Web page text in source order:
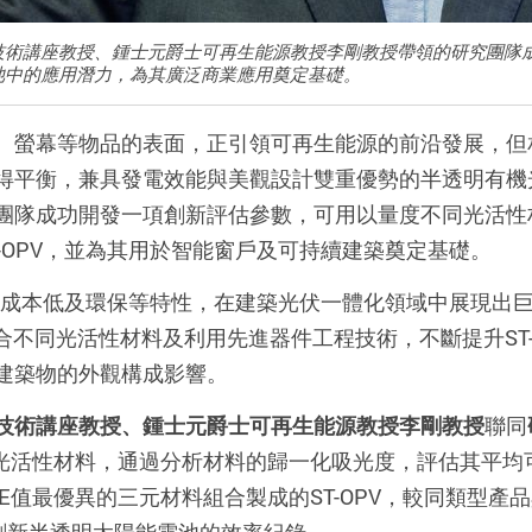
講座教授、鍾士元爵士可再生能源教授李剛教授帶領的研究團
的應用潛力，為其廣泛商業應用奠定基礎。
螢幕等物品的表面，正引領可再生能源的前沿發展，
平衡，兼具發電效能與美觀設計雙重優勢的半透明有
隊成功開發一項創新評估參數，可用以量度不同光活
，並為其用於智能窗戶及可持續建築奠定基礎。
本低及環保等特性，在建築光伏一體化領域中展現出
不同光活性材料及利用先進器件工程技術，不斷提升
物的外觀構成影響。
術講座教授、鍾士元爵士可再生能源教授李剛教授聯同
活性材料，通過分析材料的歸一化吸光度，評估其平
值最優異的三元材料組合製成的ST-OPV ，較同類型產